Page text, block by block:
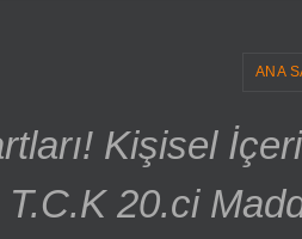
ANA
Kişisel
20.ci